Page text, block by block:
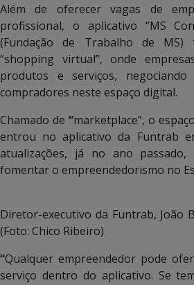
Além de oferecer vagas de
profissional, o aplicativo “MS
(Fundação de Trabalho de MS)
“shopping virtual”, onde
produtos e serviços,
compradores neste espaço digital.
Chamado de “marketplace”, o
entrou no aplicativo da Funtrab
atualizações, já no ano
fomentar o empreendedorismo no
Diretor-executivo da Funtrab, João
(Foto: Chico Ribeiro)
“Qualquer empreendedor pode
serviço dentro do aplicativo. Se